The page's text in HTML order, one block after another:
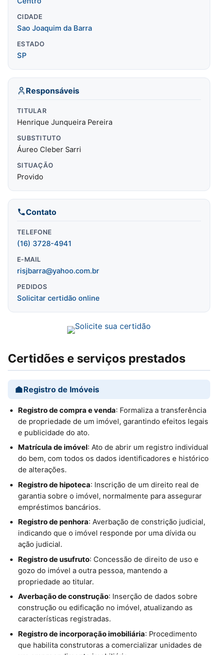
CIDADE
Sao Joaquim da Barra
ESTADO
SP
Responsáveis
TITULAR
Henrique Junqueira Pereira
SUBSTITUTO
Áureo Cleber Sarri
SITUAÇÃO
Provido
Contato
TELEFONE
(16) 3728-4941
E-MAIL
risjbarra@yahoo.com.br
PEDIDOS
Solicitar certidão online
Certidões e serviços prestados
Registro de Imóveis
Registro de compra e venda: Formaliza a transferência
de propriedade de um imóvel, garantindo efeitos legais
e publicidade do ato.
Matrícula de imóvel: Ato de abrir um registro individual
do bem, com todos os dados identificadores e histórico
de alterações.
Registro de hipoteca: Inscrição de um direito real de
garantia sobre o imóvel, normalmente para assegurar
empréstimos bancários.
Registro de penhora: Averbação de constrição judicial,
indicando que o imóvel responde por uma dívida ou
ação judicial.
Registro de usufruto: Concessão de direito de uso e
gozo do imóvel a outra pessoa, mantendo a
propriedade ao titular.
Averbação de construção: Inserção de dados sobre
construção ou edificação no imóvel, atualizando as
características registradas.
Registro de incorporação imobiliária: Procedimento
que habilita construtoras a comercializar unidades de